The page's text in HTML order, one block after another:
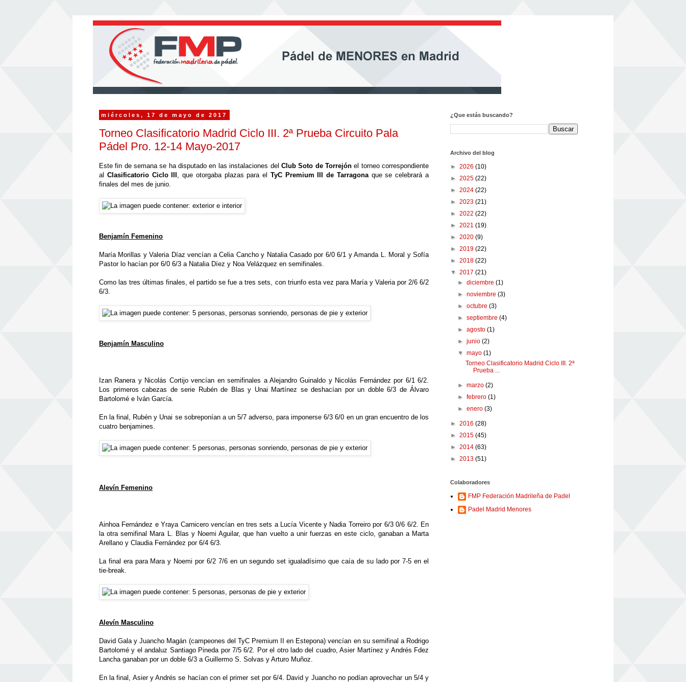
miércoles, 17 de mayo de 2017
Torneo Clasificatorio Madrid Ciclo III. 2ª Prueba Circuito Pala
Pádel Pro. 12-14 Mayo-2017
Este fin de semana se ha disputado en las instalaciones del Club Soto de Torrejónel torneo correspondiente
al Clasificatorio Ciclo III , que otorgaba plazas para el TyC Premium III de Tarragonaque se celebrará a
finales del mes de junio.
Benjamín Femenino
María Morillas y Valeria Díaz vencían a Celia Cancho y Natalia Casado por 6/0 6/1 y Amanda L. Moral y Sofía
Pastor lo hacían por 6/0 6/3 a Natalia Díez y Noa Velázquez en semifinales.
Como las tres últimas finales, el partido se fue a tres sets, con triunfo esta vez para María y Valeria por 2/6 6/2
6/3.
Benjamín Masculino
Izan Ranera y Nicolás Cortijo vencían en semifinales a Alejandro Guinaldo y Nicolás Fernández por 6/1 6/2.
Los primeros cabezas de serie Rubén de Blas y Unai Martínez se deshacían por un doble 6/3 de Álvaro
Bartolomé e Iván García.
En la final, Rubén y Unai se sobreponían a un 5/7 adverso, para imponerse 6/3 6/0 en un gran encuentro de los
cuatro benjamines.
Alevín Femenino
Ainhoa Fernández e Yraya Carnicero vencían en tres sets a Lucía Vicente y Nadia Torreiro por 6/3 0/6 6/2. En
la otra semifinal Mara L. Blas y Noemi Aguilar, que han vuelto a unir fuerzas en este ciclo, ganaban a Marta
Arellano y Claudia Fernández por 6/4 6/3.
La final era para Mara y Noemi por 6/2 7/6 en un segundo set igualadísimo que caía de su lado por 7-5 en el
tie-break.
Alevín Masculino
David Gala y Juancho Magán (campeones del TyC Premium II en Estepona) vencían en su semifinal a Rodrigo
Bartolomé y el andaluz Santiago Pineda por 7/5 6/2. Por el otro lado del cuadro, Asier Martínez y Andrés Fdez
Lancha ganaban por un doble 6/3 a Guillermo S. Solvas y Arturo Muñoz.
En la final, Asier y Andrés se hacían con el primer set por 6/4. David y Juancho no podían aprovechar un 5/4 y
¿Que estás buscando?
Archivo del blog
► 2026 (10)
► 2025 (22)
► 2024 (22)
► 2023 (21)
► 2022 (22)
► 2021 (19)
► 2020 (9)
► 2019 (22)
► 2018 (22)
▼ 2017 (21)
►diciembre(1)
►noviembre(3)
►octubre(3)
►septiembre(4)
►agosto(1)
►junio(2)
▼mayo(1)
Torneo Clasificatorio Madrid Ciclo III. 2ª
Prueba ...
►marzo(2)
►febrero(1)
►enero(3)
► 2016 (28)
► 2015 (45)
► 2014 (63)
► 2013 (51)
Colaboradores
FMP Federación Madrileña de Padel
Padel Madrid Menores